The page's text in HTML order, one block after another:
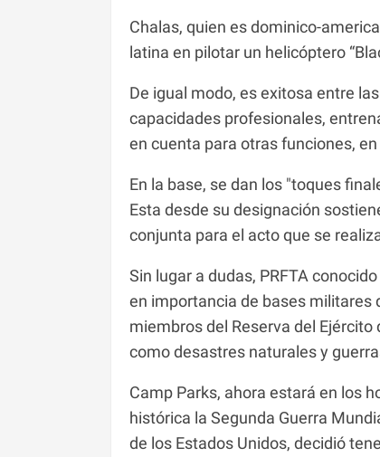
Chalas, quien es dominico-
latina en pilotar un helicóptero
De igual modo, es exitosa entre
capacidades profesionales,
en cuenta para otras funciones,
En la base, se dan los "toques
Esta desde su designación
conjunta para el acto que se
Sin lugar a dudas, PRFTA
en importancia de bases militares
miembros del Reserva del
como desastres naturales y
Camp Parks, ahora estará en los
histórica la Segunda Guerra
de los Estados Unidos, decidió